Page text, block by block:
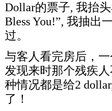
Dollar的票子, 我抬
Bless You!”, 我抽出
过。
与客人看完房后，
发现来时那个残疾
种情况都是给2
了！